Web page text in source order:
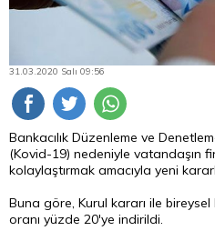
31.03.2020 Salı 09:56
Bankacılık Düzenleme ve
(Kovid-19) nedeniyle vatandaşın
kolaylaştırmak amacıyla yeni
Buna göre, Kurul kararı ile
oranı yüzde 20'ye indirildi.